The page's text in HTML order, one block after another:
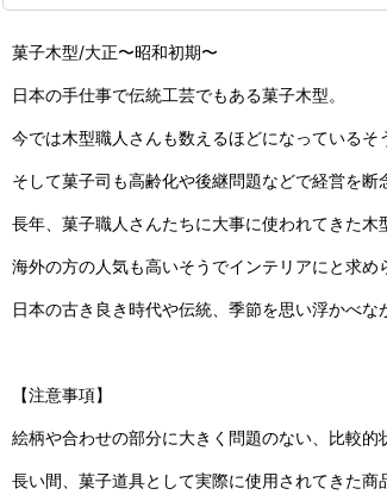
菓子木型/大正〜昭和初期〜
日本の手仕事で伝統工芸でもある菓子木型。
今では木型職人さんも数えるほどになっているそ
そして菓子司も高齢化や後継問題などで経営を断
長年、菓子職人さんたちに大事に使われてきた木
海外の方の人気も高いそうでインテリアにと求め
日本の古き良き時代や伝統、季節を思い浮かべ
【注意事項】
絵柄や合わせの部分に大きく問題のない、比較的
長い間、菓子道具として実際に使用されてきた商